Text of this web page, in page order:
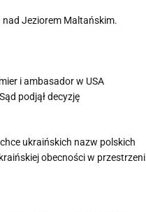
Jeziorem Maltańskim.
i ambasador w USA
podjął decyzję
ukraińskich nazw polskich
obecności w przestrzeni